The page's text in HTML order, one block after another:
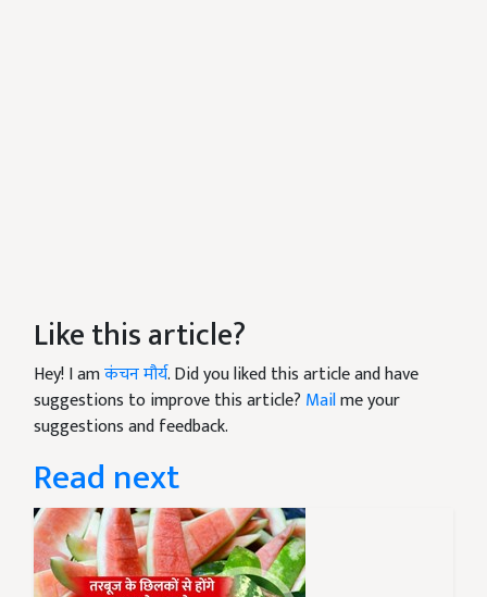
Like this article?
Hey! I amकंचन मौर्य. Did you liked this article and have
suggestions to improve this article? Mailme your
suggestions and feedback.
Read next